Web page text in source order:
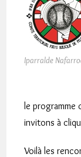
Iparralde
le programme
invitons à
Voilà les